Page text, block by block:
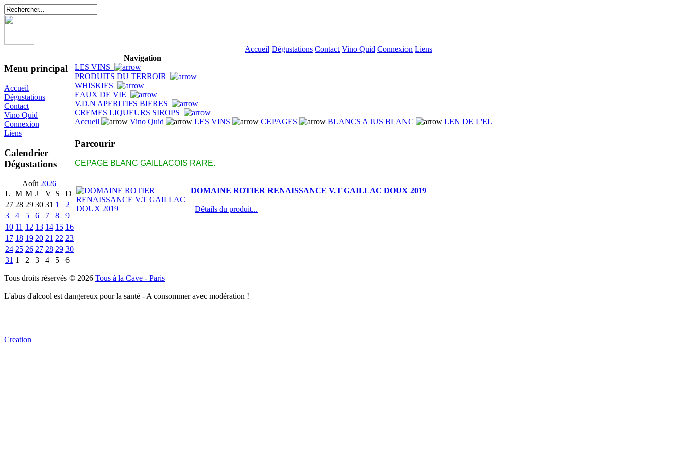
Accueil Dégustations Contact Vino Quid Connexion Liens
Menu principal
Accueil
Dégustations
Contact
Vino Quid
Connexion
Liens
Calendrier
Dégustations
Août 2026
L
M M J V S
D
27 28 29 30 31 1
2
3
4 5 6 7 8
9
10 11 12 13 14 15 16
17 18 19 20 21 22 23
24 25 26 27 28 29 30
31 1 2 3 4 5 6
Navigation
LES VINS
PRODUITS DU TERROIR
WHISKIES
EAUX DE VIE
V.D.N APERITIFS BIERES
CREMES LIQUEURS SIROPS
Accueil
Vino Quid LES VINS CEPAGES BLANCS A JUS BLANC LEN DE L'EL
Parcourir
CEPAGE BLANC GAILLACOIS RARE.
DOMAINE ROTIER RENAISSANCE V.T GAILLAC DOUX 2019
Détails du produit...
Tous droits réservés © 2026 Tous à la Cave - Paris
L'abus d'alcool est dangereux pour la santé - A consommer avec modération !
Creation